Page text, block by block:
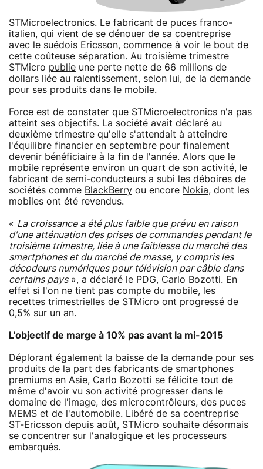
STMicroelectronics. Le fabricant de puces franco-
italien, qui vient de se dénouer de sa coentreprise
avec le suédois Ericsson, commence à voir le bout de
cette coûteuse séparation. Au troisième trimestre
STMicro publie une perte nette de 66 millions de
dollars liée au ralentissement, selon lui, de la demande
pour ses produits dans le mobile.
Force est de constater que STMicroelectronics n'a pas
atteint ses objectifs. La société avait déclaré au
deuxième trimestre qu'elle s'attendait à atteindre
l'équilibre financier en septembre pour finalement
devenir bénéficiaire à la fin de l'année. Alors que le
mobile représente environ un quart de son activité, le
fabricant de semi-conducteurs a subi les déboires de
sociétés comme BlackBerry ou encore Nokia, dont les
mobiles ont été revendus.
« La croissance a été plus faible que prévu en raison
d'une atténuation des prises de commandes pendant le
troisième trimestre, liée à une faiblesse du marché des
smartphones et du marché de masse, y compris les
décodeurs numériques pour télévision par câble dans
certains pays», a déclaré le PDG, Carlo Bozotti. En
effet si l'on ne tient pas compte du mobile, les
recettes trimestrielles de STMicro ont progressé de
0,5% sur un an.
L'objectif de marge à 10% pas avant la mi-2015
Déplorant également la baisse de la demande pour ses
produits de la part des fabricants de smartphones
premiums en Asie, Carlo Bozotti se félicite tout de
même d'avoir vu son activité progresser dans le
domaine de l'image, des microcontrôleurs, des puces
MEMS et de l'automobile. Libéré de sa coentreprise
ST-Ericsson depuis août, STMicro souhaite désormais
se concentrer sur l'analogique et les processeurs
embarqués.